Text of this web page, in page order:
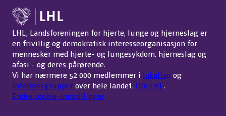
LHL, Landsforeningen for hjerte, lunge og hjerneslag er
en frivillig og demokratisk interesseorganisasjon for
mennesker med hjerte- og lungesykdom, hjerneslag og
afasi - og deres pårørende.
Vi har nærmere 52 000 medlemmer i lokallagog
interessegrupperover hele landet. Om LHL.
Endre cookie-innstillinger